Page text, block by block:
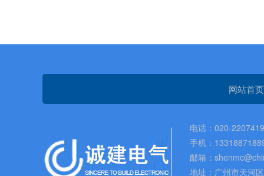
网站首页
电话：020-
手机：
邮箱：
地址：广州市天河